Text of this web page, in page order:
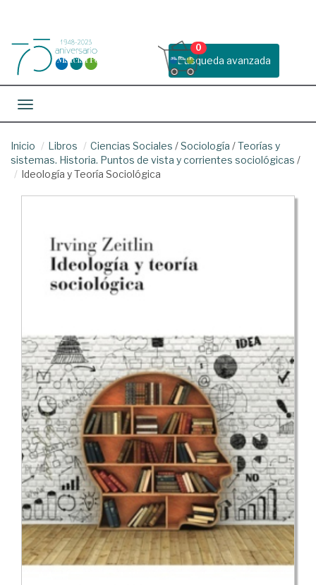
Busqueda avanzada
0
Toggle navigation
Inicio Libros Ciencias Sociales /Sociología /Teorías y
sistemas. Historia. Puntos de vista y corrientes sociológicas /
Ideología y Teoría Sociológica